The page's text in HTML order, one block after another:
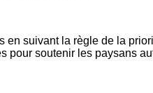
en suivant la règle de la
pour soutenir les paysans